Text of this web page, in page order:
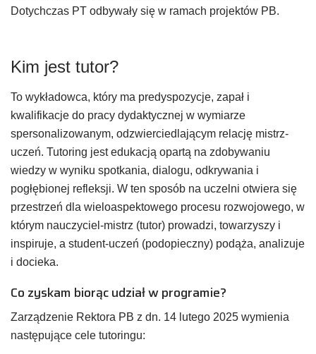
Dotychczas PT odbywały się w ramach projektów PB.
Kim jest tutor?
To wykładowca, który ma predyspozycje, zapał i
kwalifikacje do pracy dydaktycznej w wymiarze
spersonalizowanym, odzwierciedlającym relację mistrz-
uczeń. Tutoring jest edukacją opartą na zdobywaniu
wiedzy w wyniku spotkania, dialogu, odkrywania i
pogłębionej refleksji. W ten sposób na uczelni otwiera się
przestrzeń dla wieloaspektowego procesu rozwojowego, w
którym nauczyciel-mistrz (tutor) prowadzi, towarzyszy i
inspiruje, a student-uczeń (podopieczny) podąża, analizuje
i docieka.
Co zyskam biorąc udział w programie?
Zarządzenie Rektora PB z dn. 14 lutego 2025 wymienia
następujące cele tutoringu: